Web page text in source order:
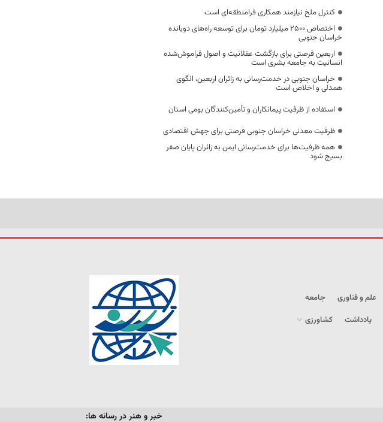
کنترل ملخ نیازمند همکاری فرامنطقه‌ای است
اختصاص 2500 میلیارد تومان برای توسعه راه‌های دوبانده
خراسان جنوبی
اربعین فرصتی برای بازگشت عقلانیت و اصول فراموش‌شده
انسانیت به جامعه بشری است
خراسان جنوبی در خدمت‌رسانی به زائران اربعین، الگوی
همدلی و اخلاص است
استفاده از ظرفیت پیمانکاران و تأمین‌کنندگان بومی استان
ظرفیت معدنی خراسان جنوبی فرصتی برای جهش اقتصادی
همه ظرفیت‌ها برای خدمت‌رسانی ایمن به زائران پایان صفر
بسیج شود
علم و فناوری
جامعه
یادداشت
کشاورزی
خبر و هنر در رسانه ها: